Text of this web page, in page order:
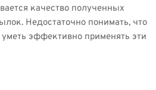
качество полученных
Недостаточно понимать, что
эффективно применять эти